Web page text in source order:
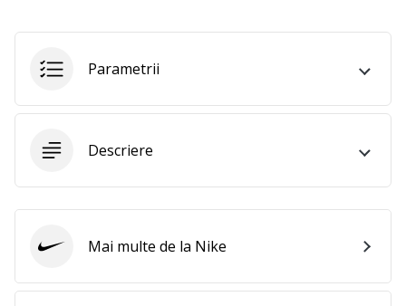
Afiseaza
articolele
Parametrii
Descriere
Nike Mai multe de la Nike